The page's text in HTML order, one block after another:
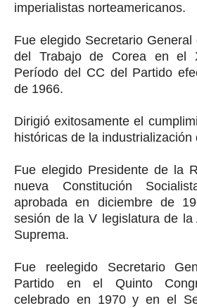
imperialistas norteamericanos.
Fue elegido Secretario
del Trabajo de Corea en el
Período del CC del Partido
de 1966.
Dirigió exitosamente el
históricas de la industrialización
Fue elegido Presidente de la
nueva Constitución
aprobada en diciembre de
sesión de la V legislatura de la
Suprema.
Fue reelegido Secretario
Partido en el Quinto
celebrado en 1970 y en el